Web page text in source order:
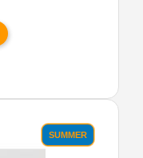
SUMMER